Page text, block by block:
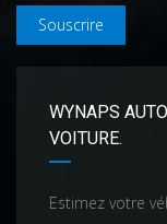
Souscrire
WYNAPS
VOITURE.
Estimez votre